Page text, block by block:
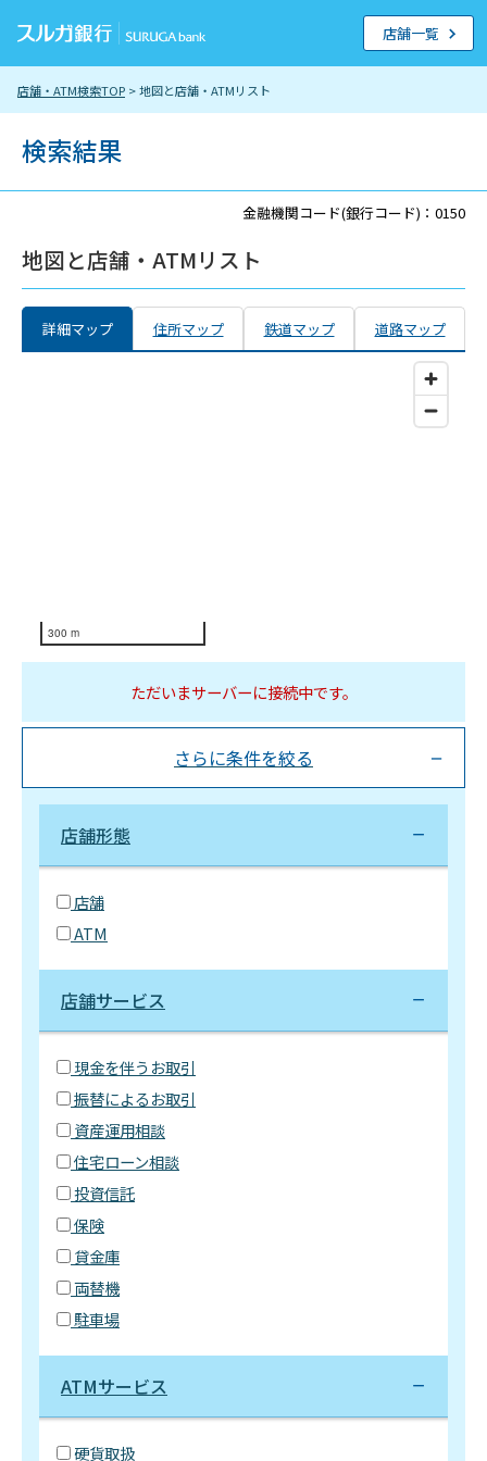
店舗・ATM検索TOP > 地図と店舗・ATMリスト
店舗一覧
検索結果
金融機関コード(銀行コード)：0150
地図と店舗・ATMリスト
詳細マップ 住所マップ 鉄道マップ 道路マップ
300 m
ただいまサーバーに接続中です。
さらに条件を絞る
店舗形態
店舗
ATM
店舗サービス
現金を伴うお取引
振替によるお取引
資産運用相談
住宅ローン相談
投資信託
保険
貸金庫
両替機
駐車場
ATMサービス
硬貨取扱